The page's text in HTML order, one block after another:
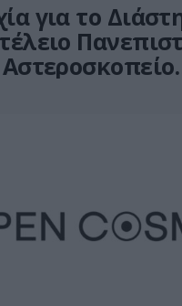
για το
Αστεροσκοπείο
Μνημόνιο